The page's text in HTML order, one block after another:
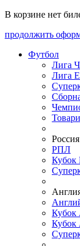
В корзине нет
продолжить
Футбол
Лига
Лига
Россия
РПЛ
Кубок
Кубок
Кубок